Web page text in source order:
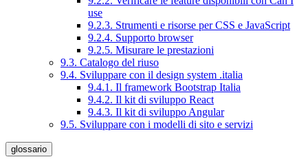
use
9.2.3. Strumenti e risorse per CSS e JavaScript
9.2.4. Supporto browser
9.2.5. Misurare le prestazioni
9.3. Catalogo del riuso
9.4. Sviluppare con il design system .italia
9.4.1. Il framework Bootstrap Italia
9.4.2. Il kit di sviluppo React
9.4.3. Il kit di sviluppo Angular
9.5. Sviluppare con i modelli di sito e servizi
glossario